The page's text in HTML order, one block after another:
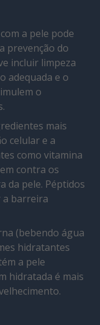
a pele pode
prevenção do
incluir limpeza
adequada e o
o
mais
celular e a
como vitamina
contra os
da pele. Péptidos
a barreira
(bebendo água
hidratantes
a pele
hidratada é mais